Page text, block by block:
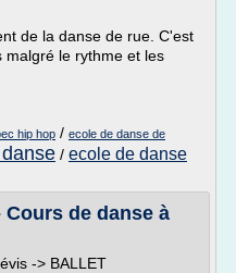
de la danse de rue. C'est
malgré le rythme et les
hip hop / ecole de danse de
/ ecole de danse
Cours de danse à
-> BALLET